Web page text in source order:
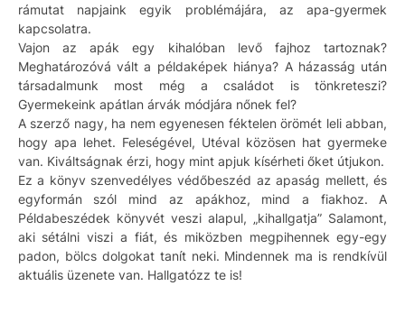
rámutat napjaink egyik problémájára, az apa-gyermek
kapcsolatra.
Vajon az apák egy kihalóban levő fajhoz tartoznak?
Meghatározóvá vált a példaképek hiánya? A házasság után
társadalmunk most még a családot is tönkreteszi?
Gyermekeink apátlan árvák módjára nőnek fel?
A szerző nagy, ha nem egyenesen féktelen örömét leli abban,
hogy apa lehet. Feleségével, Utéval közösen hat gyermeke
van. Kiváltságnak érzi, hogy mint apjuk kísérheti őket útjukon.
Ez a könyv szenvedélyes védőbeszéd az apaság mellett, és
egyformán szól mind az apákhoz, mind a fiakhoz. A
Példabeszédek könyvét veszi alapul, „kihallgatja” Salamont,
aki sétálni viszi a fiát, és miközben megpihennek egy-egy
padon, bölcs dolgokat tanít neki. Mindennek ma is rendkívül
aktuális üzenete van. Hallgatózz te is!